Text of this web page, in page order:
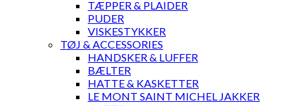
TÆPPER & PLAIDER
PUDER
VISKESTYKKER
TØJ & ACCESSORIES
HANDSKER & LUFFER
BÆLTER
HATTE & KASKETTER
LE MONT SAINT MICHEL JAKKER